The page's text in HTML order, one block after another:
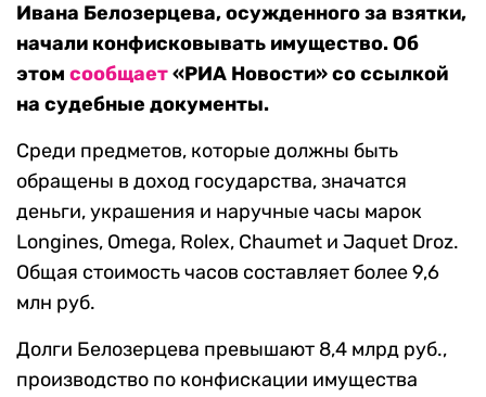
Ивана Белозерцева, осужденного за взятки,
начали конфисковывать имущество. Об
этом сообщает«РИА Новости» со ссылкой
на судебные документы.
Среди предметов, которые должны быть
обращены в доход государства, значатся
деньги, украшения и наручные часы марок
Longines, Omega, Rolex, Chaumet и Jaquet Droz.
Общая стоимость часов составляет более 9,6
млн руб.
Долги Белозерцева превышают 8,4 млрд руб.,
производство по конфискации имущества